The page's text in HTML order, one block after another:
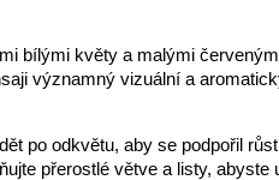
bílými květy a malými
významný vizuální a
po odkvětu, aby se podpořil
přerostlé větve a listy, abyste